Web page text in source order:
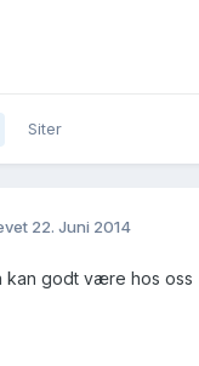
Siter
22. Juni 2014
kan godt være hos oss